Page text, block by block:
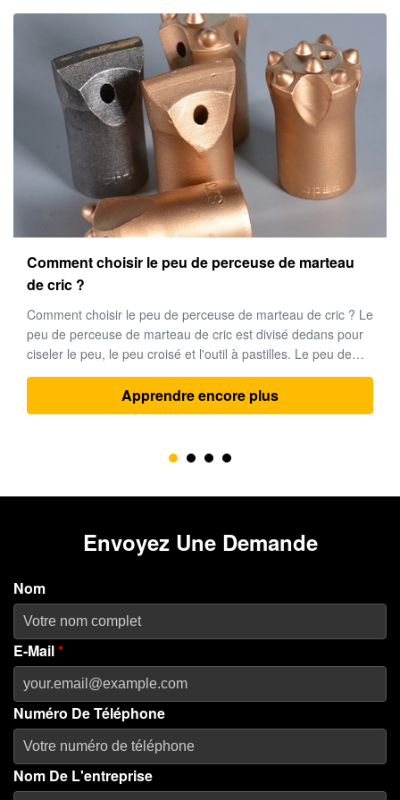
Plate-forme de forage du perçage d'un tunnel
KJ311 hydraulique
La plate-forme de forage du perçage d'un tunnel KJ311
hydraulique s'appliquent à 12-35 mètres carrés de section du
travail de excavation de mine de hard rock. Le boom
universel fiable de drll est avec la meilleure forme des
couvertures en coupe, et les tours 360°and de poutre de
propulsion maintient ...
Apprendre encore plus
Envoyez Une Demande
Nom
E-Mail*
Numéro De Téléphone
Nom De L'entreprise